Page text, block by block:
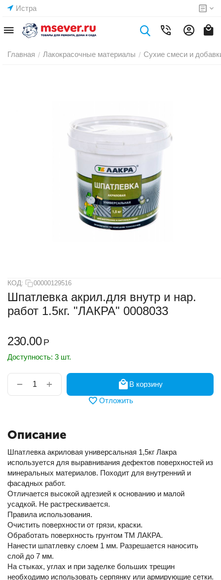
Истра
Главная / Лакокрасочные материалы / Сухие смеси и
КОД: 00000129516
Шпатлевка акрил.для внутр и нар.
работ 1.5кг. "ЛАКРА" 0008033
230.00 Р
Доступность: 3 шт.
+
−
В корзину
Отложить
Описание
Шпатлевка акриловая универсальная 1,5кг Лакра
используется для выравнивания дефектов поверхностей из
минеральных материалов. Походит для внутренний и
фасадных работ.
Отличается высокой адгезией к основанию и малой
усадкой. Не растрескивается.
Правила использования.
Очистить поверхности от грязи, краски.
Обработать поверхность грунтом ТМ ЛАКРА.
Нанести шпатлевку слоем 1 мм. Разрешается наносить
слой до 7 мм.
На стыках, углах и при заделке больших трещин
необходимо использовать серпянку или армирующие сетки.